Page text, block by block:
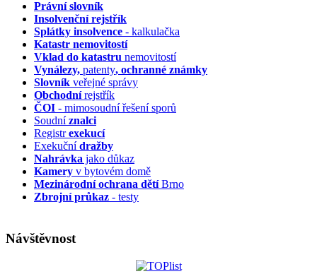
Právní slovník
Insolvenčnírejstřík
Splátky insolvence - kalkulačka
Katastr nemovitostí
Vklad do katastru nemovitostí
Vynálezy, patenty, ochranné známky
Slovník veřejné správy
Obchodnírejstřík
ČOI - mimosoudní řešení sporů
Soudníznalci
Registrexekucí
Exekučnídražby
Nahrávka jako důkaz
Kamery v bytovém domě
Mezinárodní ochrana dětíBrno
Zbrojní průkaz - testy
Návštěvnost